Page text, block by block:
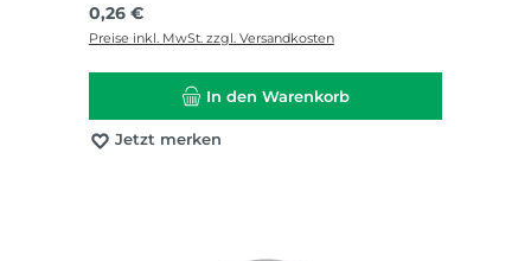
Regulärer Preis:
0,26 €
Preise inkl. MwSt. zzgl. Versandkosten
In den Warenkorb
Jetzt merken